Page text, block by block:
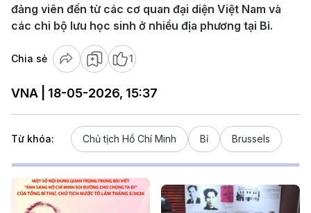
đảng viên đến từ các cơ quan đại diện Việt Nam và
các chi bộ lưu học sinh ở nhiều địa phương tại Bỉ.
Chia sẻ 1
VNA | 18-05-2026, 15:37
Từ khóa: Chủ tịch Hồ Chí Minh Bỉ Brussels